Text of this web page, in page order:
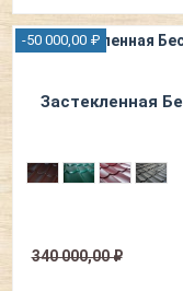
-50 000,00 ₽
Застекленная
340 000,00 ₽